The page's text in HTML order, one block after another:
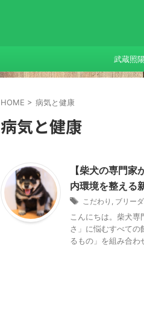
武蔵照
HOME > 病気と健康
病気と健康
【柴犬の専門
内環境を整える
こだわり , ブリー
こんにちは。柴犬
さ」に悩むすべての
るもの」を組み合わ